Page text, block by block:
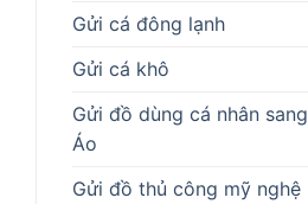
Gửi cá đông lạnh
Gửi cá khô
Gửi đồ dùng cá nhân sang
Áo
Gửi đồ thủ công mỹ nghệ